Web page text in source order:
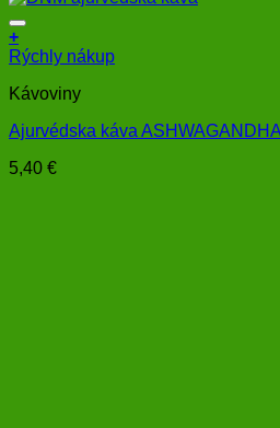
+
Rýchly nákup
Kávoviny
Ajurvédska káva
5,40 €